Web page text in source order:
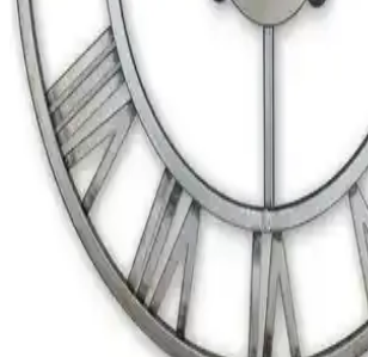
Eya ve Eyka Store'un modern tasarımıyla öne
duvar saati, estetik görünüm ve sessiz
alanlarınızı şıklıkla buluşturuyor.
Zevahir Mobilya Modern Gümüş
Yazılı MDF Duvar Saati 75-90
Zevahir Mobilya'nın modern tasarımlı, gümüş
yazılı MDF duvar saati, çeşitli boyut
şıklık katıyor. Dayanıklı malzeme ve sessiz
ömürlü kullanım sağlar.
Nisanest Modern Gümüş Güneş
Fonksiyonel Modern Dekorasyon